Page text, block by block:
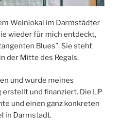
Weinlokal im Darmstädter
wieder für mich entdeckt,
Blues”. Sie steht
der Mitte des Regals.
und wurde meines
und finanziert. Die LP
und einen ganz konkreten
in Darmstadt.